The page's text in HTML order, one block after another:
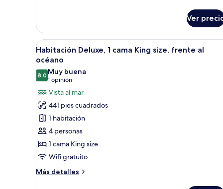
personas
discapacitadas,
vista
al
océano
Deluxe,
camas
Queen
con
acceso
para
personas
discapacitadas,
vista
al
océano
Ver
Abrir
todas
las
fotos
de
Habitación
Deluxe,
cama
King
size,
frente
Un resort con amplias zonas
8
Habitación Deluxe, 1 cama King size, frente al
océano
8.08.0 de 10
Muy buena
1 opinión
(1
opinión)
Vista al mar
441 pies cuadrados
1 habitación
4 personas
1 cama King size
Wifi gratuito
Más detalles
Más